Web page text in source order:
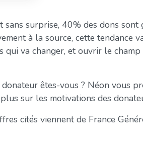
surprise, 40% des dons sont
à la source, cette tendance
qui va changer, et ouvrir le
êtes-vous ? Néon vous
sur les motivations des
cités viennent de France